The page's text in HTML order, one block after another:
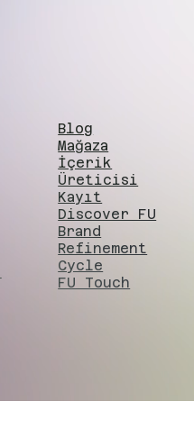
Blog
Mağaza
İçerik
Üreticisi
Kayıt
Discover FU
Brand
Refinement
Cycle
FU Touch